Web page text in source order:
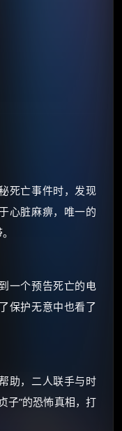
死亡事件时，发现
心脏麻痹，唯一的
一个预告死亡的电
保护无意中也看了
助，二人联手与时
子”的恐怖真相，打
红包、
可领。
茶